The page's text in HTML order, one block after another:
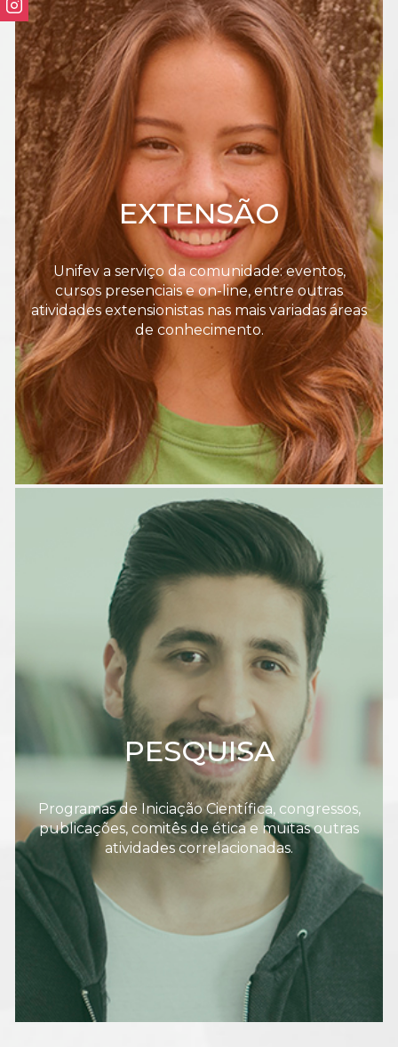
EXTENSÃO
Unifev a serviço da comunidade: eventos,
cursos presenciais e on-line, entre outras
atividades extensionistas nas mais variadas áreas
de conhecimento.
PESQUISA
Programas de Iniciação Científica, congressos,
publicações, comitês de ética e muitas outras
atividades correlacionadas.